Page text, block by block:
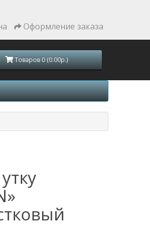
Оформление заказа
Товаров 0 (0.00р.)